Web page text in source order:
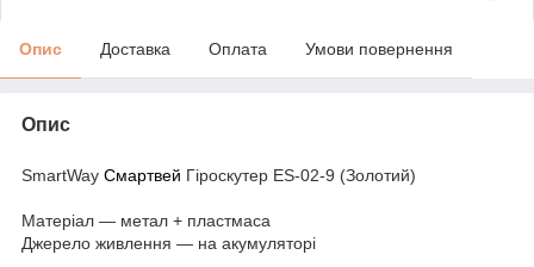
Опис Доставка Оплата Умови повернення
Опис
SmartWay Смартвей Гіроскутер ES-02-9 (Золотий)
Матеріал — метал + пластмаса
Джерело живлення — на акумуляторі